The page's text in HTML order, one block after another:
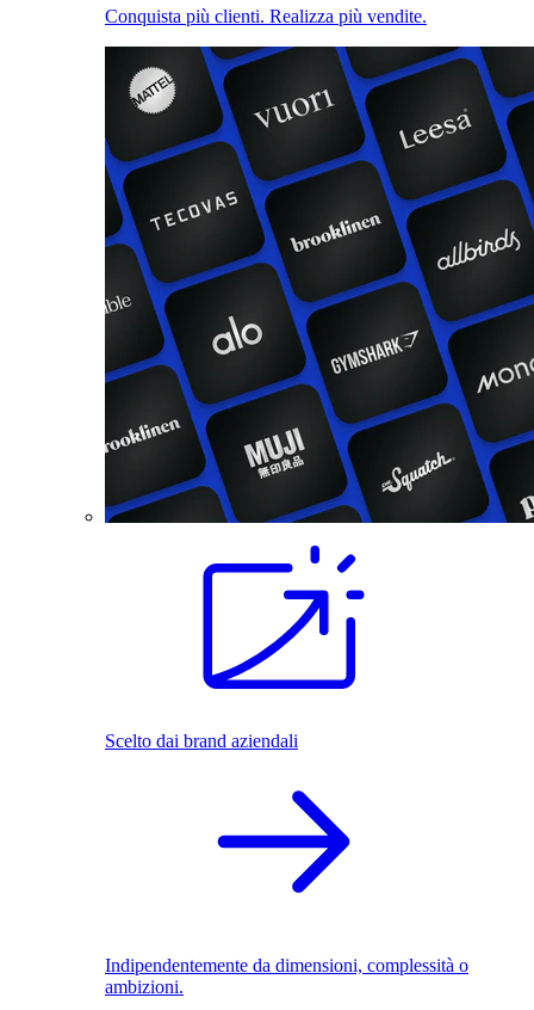
Conquista più clienti. Realizza più vendite.
Scelto dai brand aziendali
Indipendentemente da dimensioni, complessità o
ambizioni.